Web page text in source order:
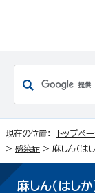
現在の位置： トップペ
> 感染症 > 麻しん（は
麻しん（はし